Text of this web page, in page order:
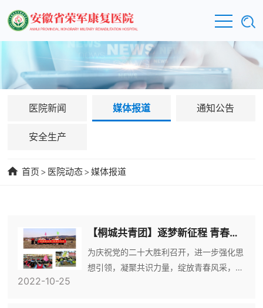
医院新闻 媒体报道 通知公告
安全生产
首页 > 医院动态>媒体报道
【桐城共青团】逐梦新征程 青春正当时——省荣康医院开展团员青年团队建设与素质拓展活动
为庆祝党的二十大胜利召开，进一步强化思
想引领，凝聚共识力量，绽放青春风采，10
2022-10-25